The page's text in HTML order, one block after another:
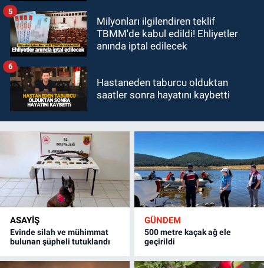
Milyonları ilgilendiren teklif
TBMM'de kabul edildi! Ehliyetler
anında iptal edilecek
5
Hastaneden taburcu olduktan
saatler sonra hayatını kaybetti
6
ASAYİŞ
Evinde silah ve mühimmat
bulunan şüpheli tutuklandı
GÜNDEM
500 metre kaçak ağ ele
geçirildi